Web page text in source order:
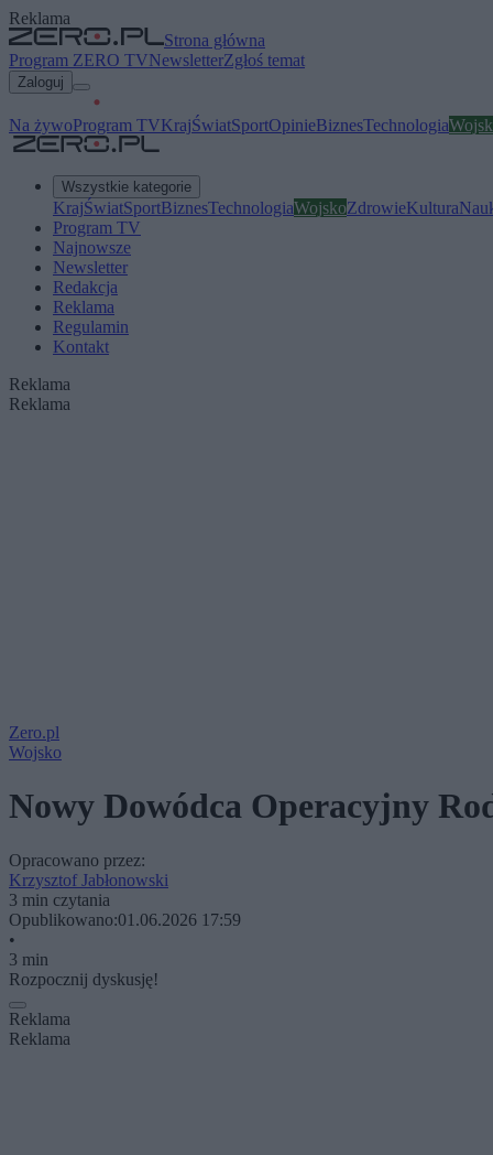
Reklama
Strona główna
Program ZERO TVNewsletterZgłoś temat
Zaloguj
Na żywoProgram TVKrajŚwiatSportOpinieBiznesTechnologia
Wszystkie kategorie
KrajŚwiatSportBiznesTechnologiaWojskoZdrowieKultura
Program TV
Najnowsze
Newsletter
Redakcja
Reklama
Regulamin
Kontakt
Reklama
Reklama
Zero.pl
Wojsko
Nowy Dowódca Operacyjny
Opracowano przez:
Krzysztof Jabłonowski
3 min czytania
Opublikowano:01.06.2026 17:59
•
3 min
Rozpocznij dyskusję!
Reklama
Reklama